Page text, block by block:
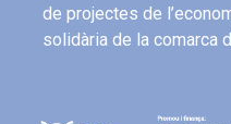
de projectes de
solidària de la comarca